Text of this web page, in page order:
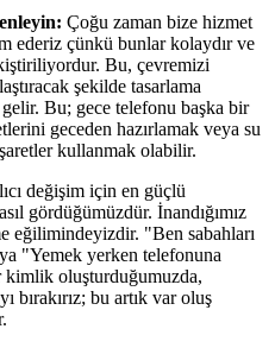
Çoğu zaman bize hizmet
ederiz çünkü bunlar kolaydır ve
Bu, çevremizi
şekilde tasarlama
gelir. Bu; gece telefonu başka bir
geceden hazırlamak veya su
kullanmak olabilir.
değişim için en güçlü
gördüğümüzdür. İnandığımız
eğilimindeyizdir. "Ben sabahları
"Yemek yerken telefonuna
oluşturduğumuzda,
bırakırız; bu artık var oluş